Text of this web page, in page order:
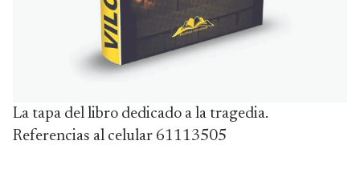
La tapa del libro dedicado a la tragedia.
Referencias al celular 61113505